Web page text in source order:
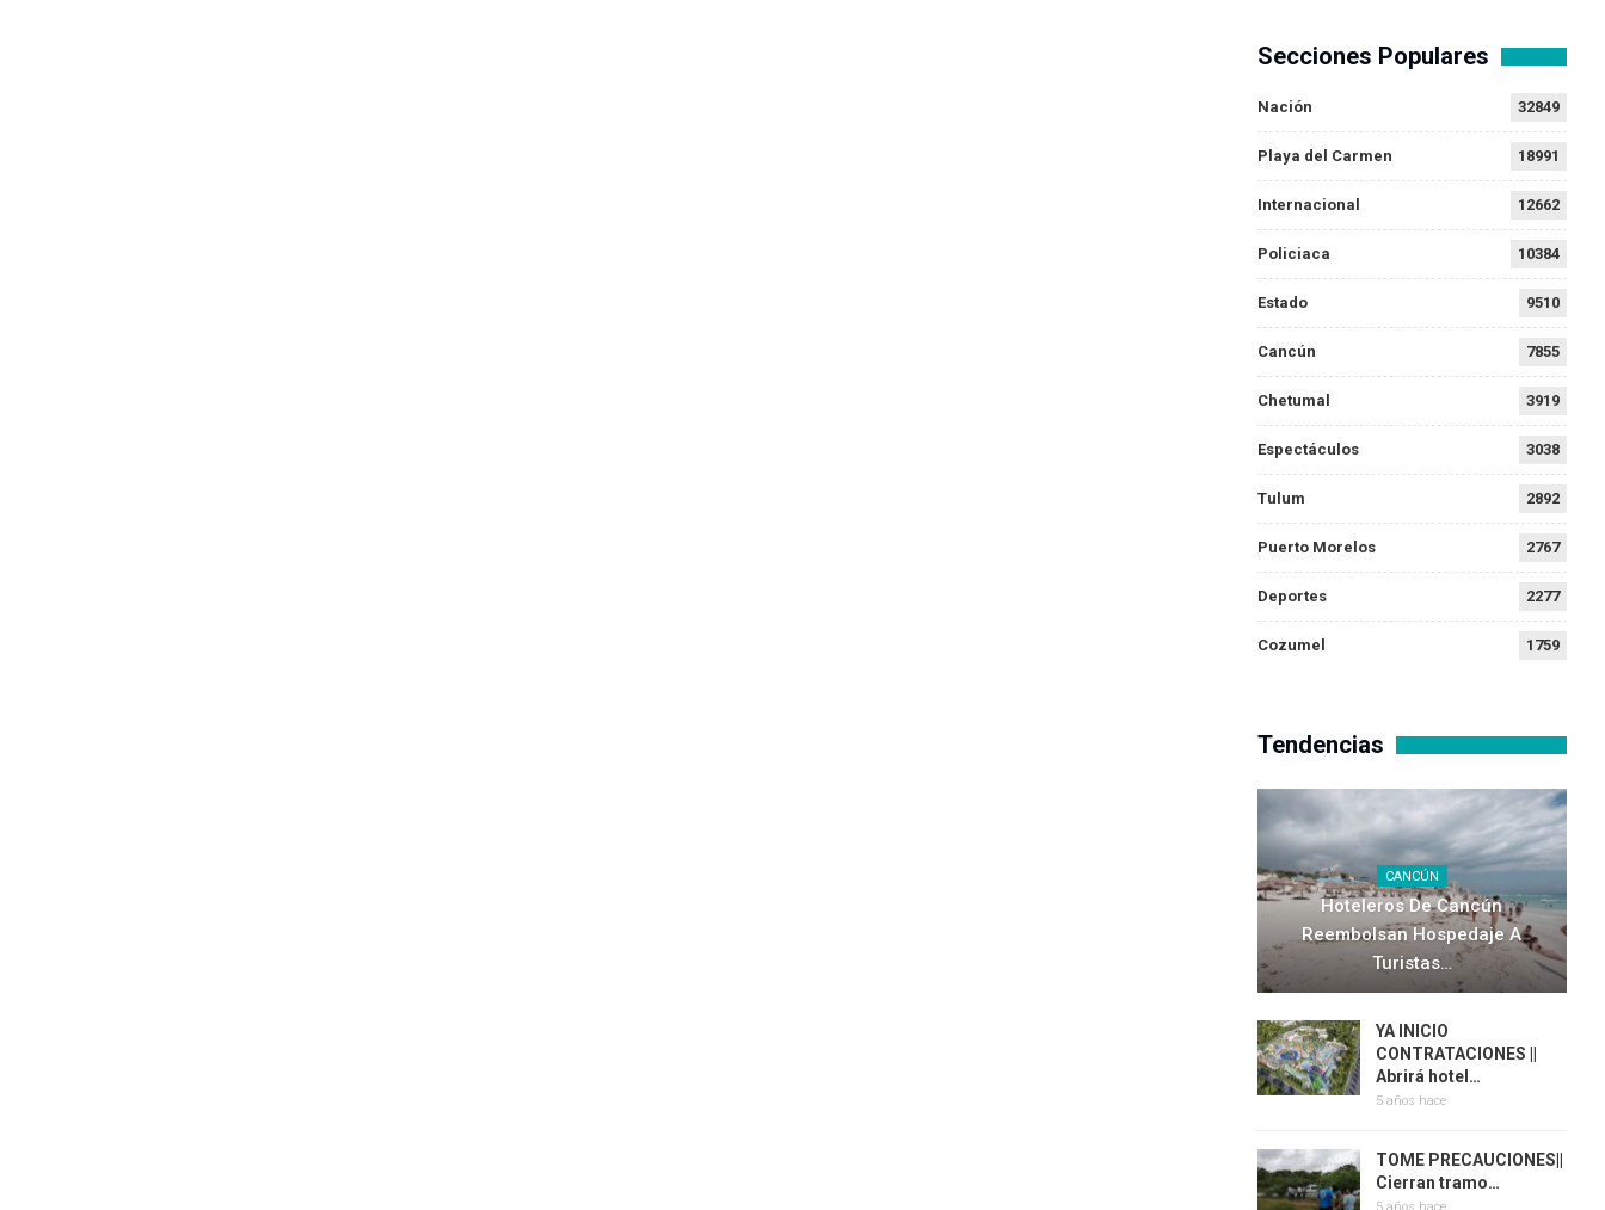
Secciones Populares
Nación 32849
Playa del Carmen 18991
Internacional 12662
Policiaca 10384
Estado 9510
Cancún 7855
Chetumal 3919
Espectáculos 3038
Tulum 2892
Puerto Morelos 2767
Deportes 2277
Cozumel 1759
Tendencias
CANCÚN
Hoteleros De Cancún
Reembolsan Hospedaje A
Turistas…
YA INICIO
CONTRATACIONES ||
Abrirá hotel…
5 años hace
TOME PRECAUCIONES||
Cierran tramo…
5 años hace